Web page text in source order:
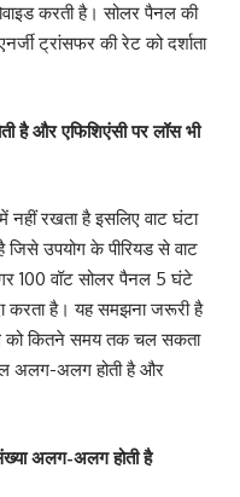
करती है। सोलर पैनल की
ट्रांसफर की रेट को दर्शाता
है और एफिशिएंसी पर लॉस भी
नहीं रखता है इसलिए वाट घंटा
उपयोग के पीरियड से वाट
100 वॉट सोलर पैनल 5 घंटे
करता है। यह समझना जरूरी है
को कितने समय तक चल सकता
अलग-अलग होती है और
अलग-अलग होती है